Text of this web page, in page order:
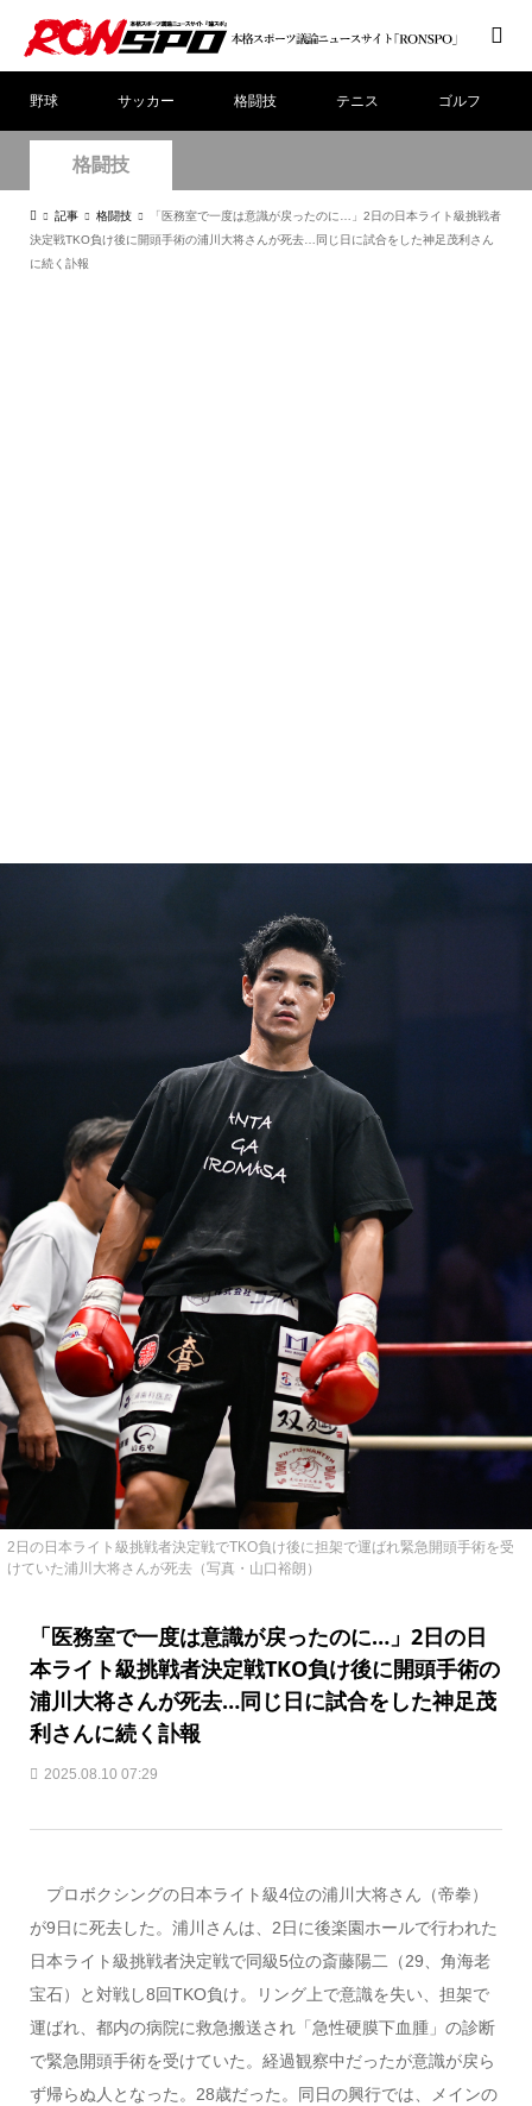
野球 サッカー 格闘技 テニス ゴルフ
格闘技
記事 格闘技
「医務室で一度は意識が戻ったのに…」2日の日本ライト級挑戦者
決定戦TKO負け後に開頭手術の浦川大将さんが死去…同じ日に試合をした神足茂利さん
に続く訃報
2日の日本ライト級挑戦者決定戦でTKO負け後に担架で運ばれ緊急開頭手術を受
けていた浦川大将さんが死去（写真・山口裕朗）
「医務室で一度は意識が戻ったのに…」2日の日
本ライト級挑戦者決定戦TKO負け後に開頭手術の
浦川大将さんが死去…同じ日に試合をした神足茂
利さんに続く訃報
2025.08.10 07:29
プロボクシングの日本ライト級4位の浦川大将さん（帝拳）
が9日に死去した。浦川さんは、2日に後楽園ホールで行われた
日本ライト級挑戦者決定戦で同級5位の斎藤陽二（29、角海老
宝石）と対戦し8回TKO負け。リング上で意識を失い、担架で
運ばれ、都内の病院に救急搬送され「急性硬膜下血腫」の診断
で緊急開頭手術を受けていた。経過観察中だったが意識が戻ら
ず帰らぬ人となった。28歳だった。同日の興行では、メインの